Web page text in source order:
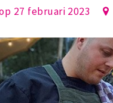
27 februari 2023